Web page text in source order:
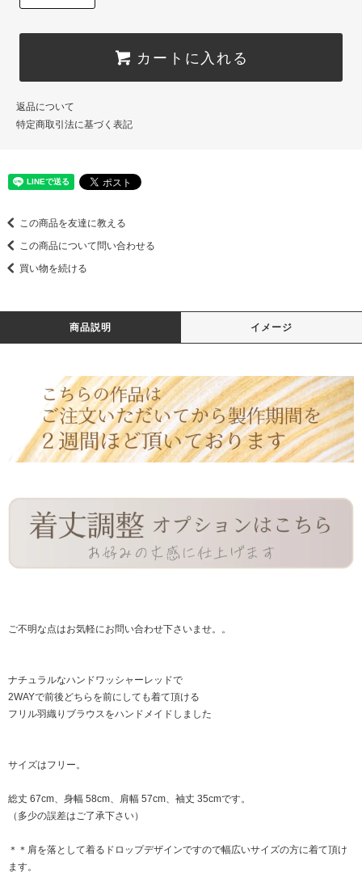
カートに入れる
返品について
特定商取引法に基づく表記
この商品を友達に教える
この商品について問い合わせる
買い物を続ける
商品説明 イメージ
ご不明な点はお気軽にお問い合わせ下さいませ。。
ナチュラルなハンドワッシャーレッドで
2WAYで前後どちらを前にしても着て頂ける
フリル羽織りブラウスをハンドメイドしました
サイズはフリー。
総丈 67cm、身幅 58cm、肩幅 57cm、袖丈 35cmです。
（多少の誤差はご了承下さい）
＊＊肩を落として着るドロップデザインですので幅広いサイズの方に着て頂け
ます。